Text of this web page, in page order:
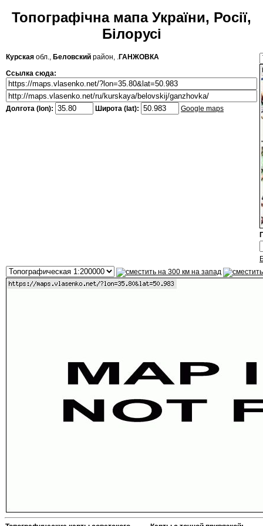
Топографічна мапа України, Росії,
Білорусі
Курская обл., Беловский район, .ГАНЖОВКА
Ссылка сюда:
Долгота (lon): Широта (lat): Google maps